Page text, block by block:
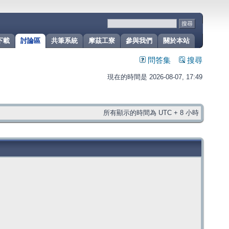
關於本站
參與我們
摩茲工寮
共筆系統
討論區
載
問答集 搜尋
現在的時間是 2026-08-07, 17:49
所有顯示的時間為 UTC + 8 小時